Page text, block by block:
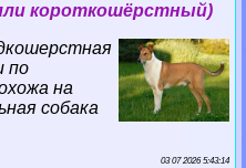
короткошёрстный)
по
на
собака
03 07 2026 5:43:14